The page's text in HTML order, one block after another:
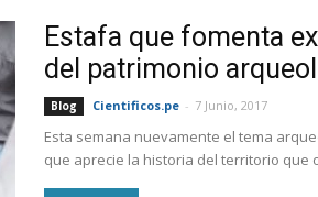
Estafa que fomenta
del patrimonio
Blog Cientificos.pe - 7 Junio, 2017
Esta semana nuevamente el tema
que aprecie la historia del territorio que